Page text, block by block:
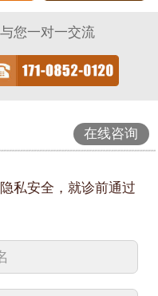
您一对一交流
在线咨询
私安全，就诊前通过